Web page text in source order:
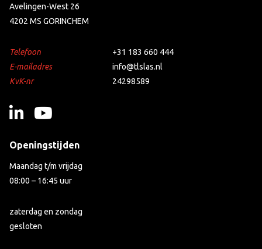
Avelingen-West 26
4202 MS GORINCHEM
Telefoon
+31 183 660 444
E-mailadres
info@tlslas.nl
KvK-nr
24298589
Openingstijden
Maandag t/m vrijdag
08:00 – 16:45 uur
zaterdag en zondag
gesloten